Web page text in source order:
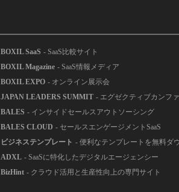
BOXIL SaaS - SaaS比較サイト
BOXIL Magazine - SaaS情報メディア
BOXIL EXPO - オンライン展示会
JAPAN LEADERS SUMMIT - エグゼクティブカンフ
BALES - インサイドセールスアウトソーシング
BALES CLOUD - セールスエンゲージメントSaaS
ビジネステンプレート - 便利なテンプレートを無料ダ
ADXL - SaaSに特化したデジタルエージェンシー
BizHint - クラウド活用と生産性向上の専門サイト